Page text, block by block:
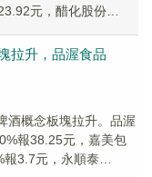
元，醋化股份
拉升，品渥食品
酒概念板塊拉升。品渥
報38.25元，嘉美包
3.7元，永順泰